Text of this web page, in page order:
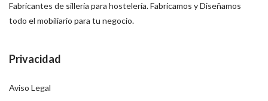
Fabricantes de sillería para hostelería. Fabricamos y Diseñamos
todo el mobiliario para tu negocio.
Privacidad
Aviso Legal